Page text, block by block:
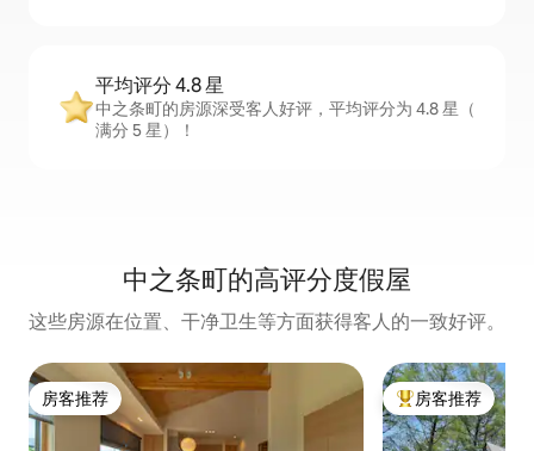
平均评分 4.8 星
中之条町的房源深受客人好评，平均评分为 4.8 星（
满分 5 星）！
中之条町的高评分度假屋
这些房源在位置、干净卫生等方面获得客人的一致好评。
房客推荐
房客推荐 热门「房客推荐」
房客推荐